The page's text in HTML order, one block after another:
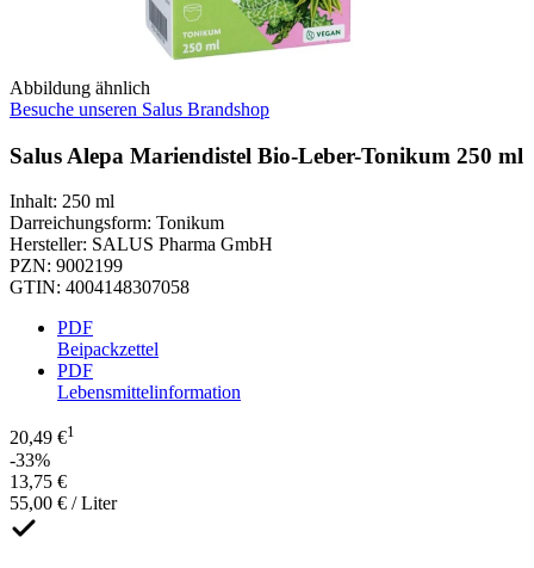
Abbildung ähnlich
Besuche unseren Salus Brandshop
Salus Alepa Mariendistel Bio-Leber-Tonikum 250 ml
Inhalt: 250 ml
Darreichungsform: Tonikum
Hersteller: SALUS Pharma GmbH
PZN: 9002199
GTIN: 4004148307058
PDF
Beipackzettel
PDF
Lebensmittelinformation
20,49 €1
-33%
13,75 €
55,00 € / Liter